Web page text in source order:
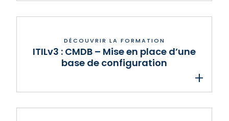
ITILv3 : CMDB – Mise en place d’une
base de configuration